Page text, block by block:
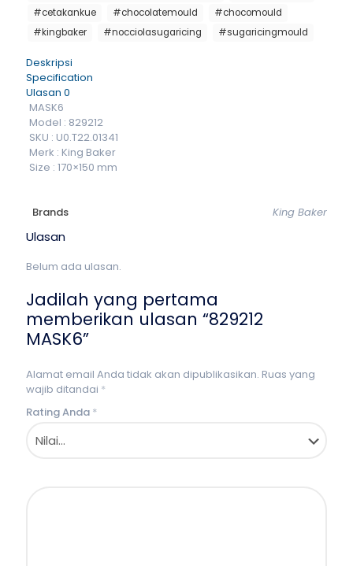
#cetakankue
#chocolatemould
#chocomould
#kingbaker
#nocciolasugaricing #sugaricingmould
Deskripsi
Specification
Ulasan 0
MASK6
Model : 829212
SKU : U0.T22.01341
Merk : King Baker
Size : 170×150 mm
Brands King Baker
Ulasan
Belum ada ulasan.
Jadilah yang pertama
memberikan ulasan “829212
MASK6”
Alamat email Anda tidak akan dipublikasikan. Ruas yang
wajib ditandai *
Rating Anda *